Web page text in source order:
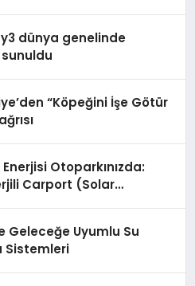
dünya genelinde
“Köpeğini İşe Götür
Otoparkınızda:
Carport (Solar
Geleceğe Uyumlu Su
Sistemleri